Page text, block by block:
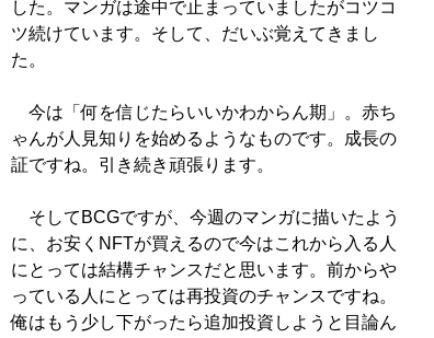
した。マンガは途中で止まっていましたがコツコ
ツ続けています。そして、だいぶ覚えてきまし
た。
今は「何を信じたらいいかわからん期」。赤ち
ゃんが人見知りを始めるようなものです。成長の
証ですね。引き続き頑張ります。
そしてBCGですが、今週のマンガに描いたよう
に、お安くNFTが買えるので今はこれから入る人
にとっては結構チャンスだと思います。前からや
っている人にとっては再投資のチャンスですね。
俺はもう少し下がったら追加投資しようと目論ん